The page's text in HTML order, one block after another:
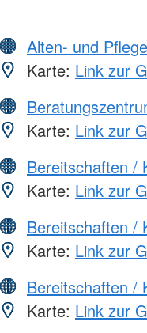
Alten- und
Karte: Link zur
Karte: Link zur
Bereitschaften /
Karte: Link zur
Bereitschaften /
Karte: Link zur
Bereitschaften /
Karte: Link zur